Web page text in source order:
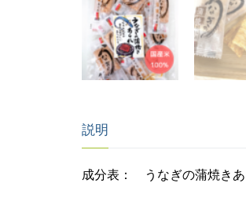
説明
成分表： うなぎの蒲焼き